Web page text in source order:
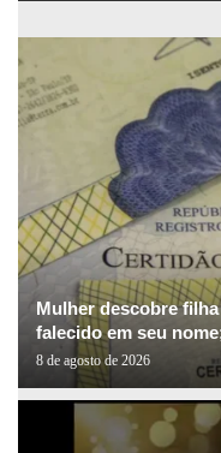
Mulher descobre
falecido em seu
8 de agosto de 2026